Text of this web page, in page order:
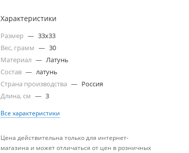
Характеристики
Размер — 33х33
Вес, грамм — 30
Материал — Латунь
Состав — латунь
Страна производства — Россия
Длина, см — 3
Все характеристики
Цена действительна только для интернет-
магазина и может отличаться от цен в розничных